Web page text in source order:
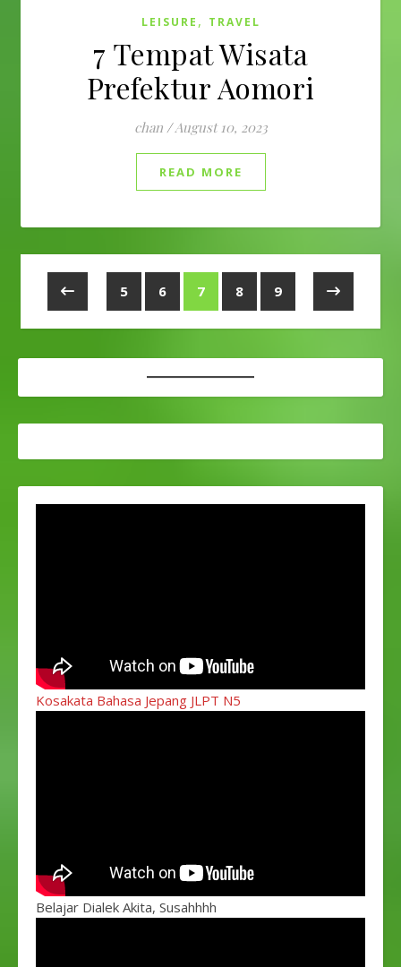
LEISURE , TRAVEL
7 Tempat Wisata
Prefektur Aomori
chan /August 10, 2023
READ MORE
5 6 7 8 9
Kosakata Bahasa Jepang JLPT N5
Belajar Dialek Akita, Susahhhh